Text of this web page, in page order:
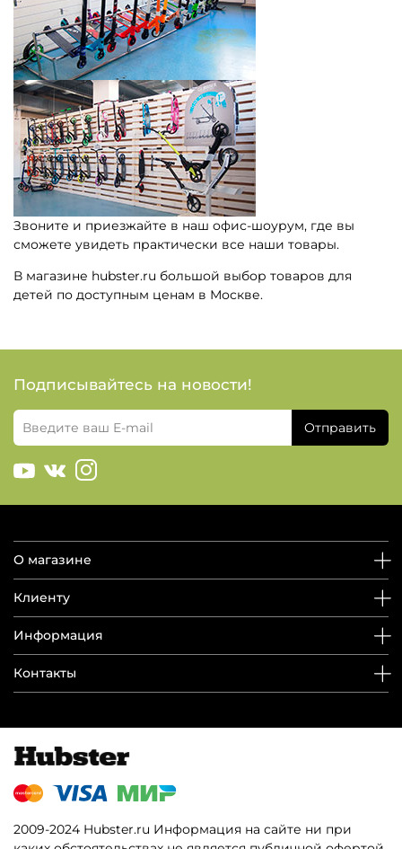
Звоните и приезжайте в наш офис-шоурум, где вы
сможете увидеть практически все наши товары.
В магазине hubster.ru большой выбор товаров для
детей по доступным ценам в Москве.
Подписывайтесь на новости!
Отправить
О магазине
Клиенту
Информация
Контакты
2009-2024 Hubster.ru Информация на сайте ни при